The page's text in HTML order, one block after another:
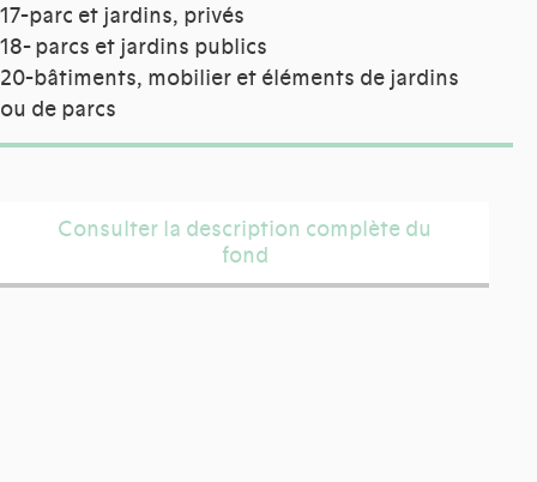
17-parc et jardins, privés
18- parcs et jardins publics
20-bâtiments, mobilier et éléments de jardins
ou de parcs
Consulter la description complète du
fond